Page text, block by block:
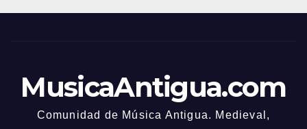
MusicaAntigua.com
Comunidad de Música Antigua. Medieval,